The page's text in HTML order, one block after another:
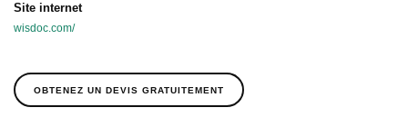
Site internet
wisdoc.com/
OBTENEZ UN DEVIS GRATUITEMENT